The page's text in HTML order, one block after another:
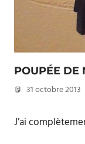
POUPÉE DE
31 octobre 2013
J’ai